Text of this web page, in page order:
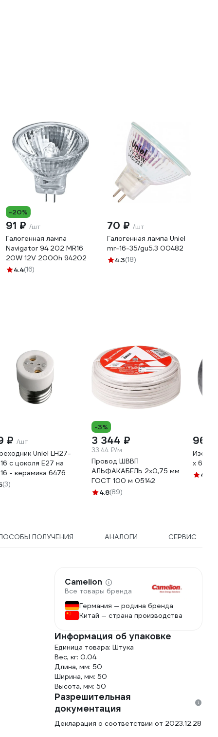
-20%
91 ₽ /шт
Галогенная лампа
Navigator 94 202 MR16
20W 12V 2000h 94202
4.4(16)
70 ₽ /шт
Галогенная лампа Uniel
mr-16-35/gu5.3 00482
4.3(18)
₽ /шт
Uniel LH27-
с цоколя Е27 на
- керамика 6476
(3)
-3%
3 344 ₽
33.44 ₽/м
Провод ШВВП
АЛЬФАКАБЕЛЬ 2х0,75 мм
ГОСТ 100 м 05142
4.8(89)
96 ₽
х 6,4
4.1
ПОЛУЧЕНИЯ АНАЛОГИ СЕРВИС
Camelion
Все товары бренда
Германия — родина бренда
Китай — страна производства
Информация об упаковке
Единица товара: Штука
Вес, кг: 0.04
Длина, мм: 50
Ширина, мм: 50
Высота, мм: 50
Разрешительная
документация
Декларация о соответствии от 2023.12.28